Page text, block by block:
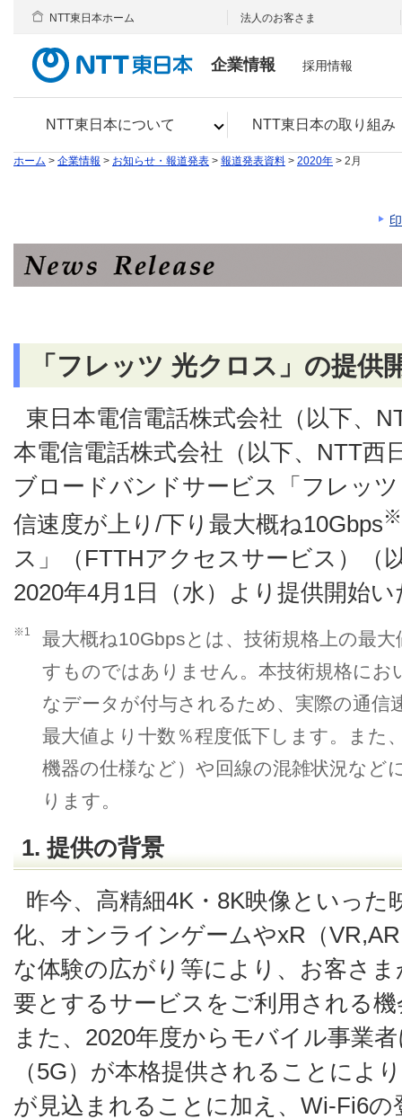
企業情報
NTT東日本について NTT東日本の取り組み
NTT東日本ホーム 法人のお客さま
採用情報
ホーム > 企業情報 > お知らせ・報道発表 > 報道発表資料 > 2020年 > 2月
「フレッツ 光クロス」の提供
東日本電信電話株式会社（以下、
本電信電話株式会社（以下、NTT西
ブロードバンドサービス「フレッ
信速度が上り/下り最大概ね10Gbps
ス」（FTTHアクセスサービス）（
2020年4月1日（水）より提供開始
※1
最大概ね10Gbpsとは、技術規格上の最
すものではありません。本技術規格にお
なデータが付与されるため、実際の通信
最大値より十数％程度低下します。また
機器の仕様など）や回線の混雑状況など
ります。
1. 提供の背景
昨今、高精細4K・8K映像といった
化、オンラインゲームやxR（
な体験の広がり等により、お客さ
要とするサービスをご利用される
また、2020年度からモバイル事業
（5G）が本格提供されることによ
が見込まれることに加え、Wi-Fi6の